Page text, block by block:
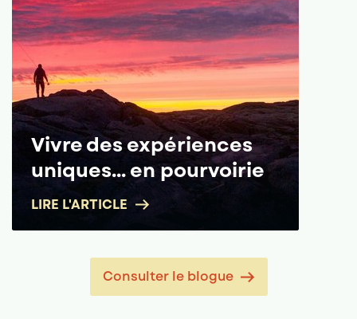
Vivre des expériences
uniques... en pourvoirie
LIRE L'ARTICLE
Consulter le blogue